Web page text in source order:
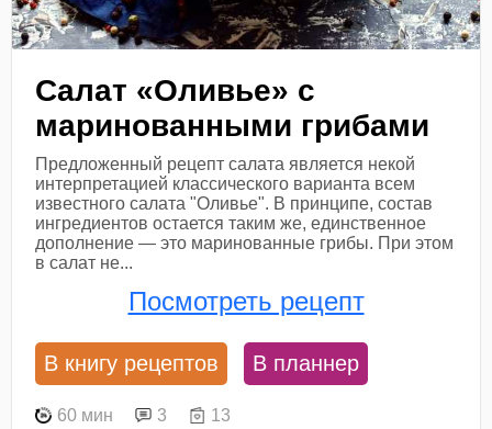
Салат «Оливье» с
маринованными грибами
Предложенный рецепт салата является некой
интерпретацией классического варианта всем
известного салата "Оливье". В принципе, состав
ингредиентов остается таким же, единственное
дополнение — это маринованные грибы. При этом
в салат не...
Посмотреть рецепт
В книгу рецептов В планнер
60 мин 3 13